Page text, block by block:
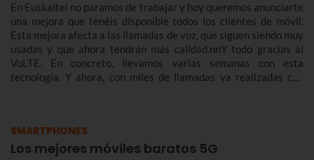
En Euskaltel no paramos de trabajar y hoy queremos anunciarte
una mejora que tenéis disponible todos los clientes de móvil.
Esta mejora afecta a las llamadas de voz, que siguen siendo muy
usadas y que ahora tendrán más calidad.nnY todo gracias al
VoLTE. En concreto, llevamos varias semanas con esta
tecnología. Y ahora, con miles de llamadas ya realizadas con
SMARTPHONES
Los mejores móviles baratos 5G